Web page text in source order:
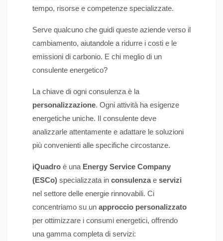
tempo, risorse e competenze specializzate.
Serve qualcuno che guidi queste aziende verso il
cambiamento, aiutandole a ridurre i costi e le
emissioni di carbonio. E chi meglio di un
consulente energetico?
La chiave di ogni consulenza è la
personalizzazione. Ogni attività ha esigenze
energetiche uniche. Il consulente deve
analizzarle attentamente e adattare le soluzioni
più convenienti alle specifiche circostanze.
iQuadro è una Energy Service Company
(ESCo) specializzata in consulenzae servizi
nel settore delle energie rinnovabili. Ci
concentriamo su un approccio personalizzato
per ottimizzare i consumi energetici, offrendo
una gamma completa di servizi: